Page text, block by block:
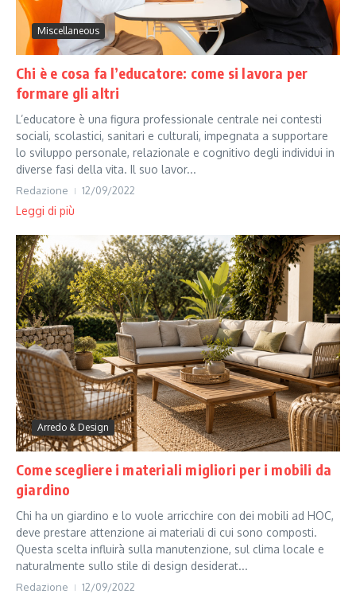
Miscellaneous
Chi è e cosa fa l’educatore: come si lavora per
formare gli altri
L’educatore è una figura professionale centrale nei contesti
sociali, scolastici, sanitari e culturali, impegnata a supportare
lo sviluppo personale, relazionale e cognitivo degli individui in
diverse fasi della vita. Il suo lavor...
Redazione 12/09/2022
Leggi di più
Arredo & Design
Come scegliere i materiali migliori per i mobili da
giardino
Chi ha un giardino e lo vuole arricchire con dei mobili ad HOC,
deve prestare attenzione ai materiali di cui sono composti.
Questa scelta influirà sulla manutenzione, sul clima locale e
naturalmente sullo stile di design desiderat...
Redazione 12/09/2022